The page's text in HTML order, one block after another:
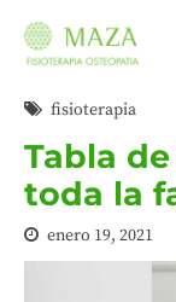
fisioterapia
Tabla
toda la
enero 19, 2021